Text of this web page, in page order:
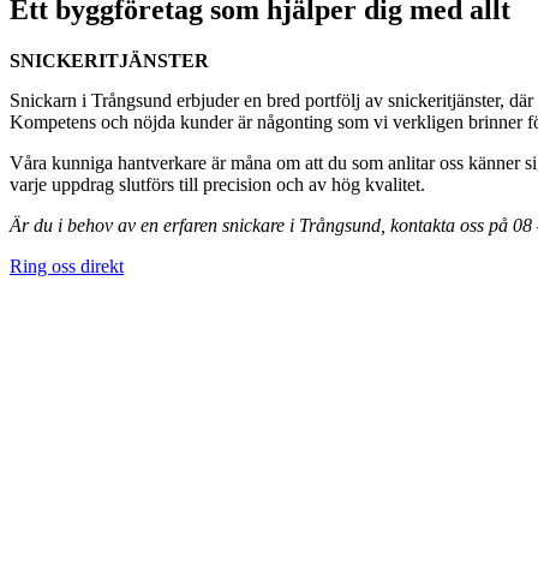
Ett byggföretag som hjälper dig med allt
SNICKERITJÄNSTER
Snickarn i Trångsund erbjuder en bred portfölj av snickeritjänster,
Kompetens och nöjda kunder är någonting som vi verkligen brinner
Våra kunniga hantverkare är måna om att du som anlitar oss känner
varje uppdrag slutförs till precision och av hög kvalitet.
Är du i behov av en erfaren snickare i Trångsund, kontakta oss på
Ring oss direkt